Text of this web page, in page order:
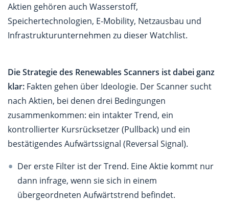
Aktien gehören auch Wasserstoff,
Speichertechnologien, E-Mobility, Netzausbau und
Infrastrukturunternehmen zu dieser Watchlist.
Die Strategie des Renewables Scanners ist dabei ganz
klar: Fakten gehen über Ideologie. Der Scanner sucht
nach Aktien, bei denen drei Bedingungen
zusammenkommen: ein intakter Trend, ein
kontrollierter Kursrücksetzer (Pullback) und ein
bestätigendes Aufwärtssignal (Reversal Signal).
Der erste Filter ist der Trend. Eine Aktie kommt nur
dann infrage, wenn sie sich in einem
übergeordneten Aufwärtstrend befindet.